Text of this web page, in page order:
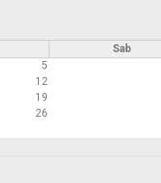
Sab
5
12
19
26